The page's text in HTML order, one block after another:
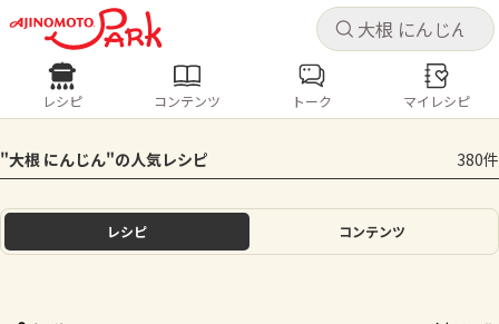
キャ
ログインするとレシピを保存できます
ログイン
ホーム
キャ
レシピ コンテンツ
人気の食材・レシピ
きゅうり なす トマト とうもろこし
ピーマン
レシピ コンテンツ トーク マイレシピ
"大根 にんじん"の人気レシピ 380件
レシピ コンテンツ